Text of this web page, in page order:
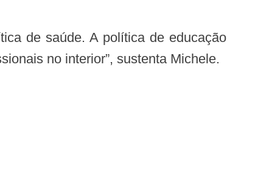
no interior”, sustenta Michele.